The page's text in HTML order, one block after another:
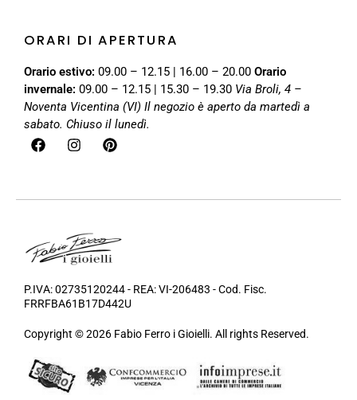
ORARI DI APERTURA
Orario estivo: 09.00 – 12.15 | 16.00 – 20.00 Orario
invernale: 09.00 – 12.15 | 15.30 – 19.30 Via Broli, 4 –
Noventa Vicentina (VI) Il negozio è aperto da martedì a
sabato. Chiuso il lunedì.
P.IVA: 02735120244 - REA: VI-206483 - Cod. Fisc.
FRRFBA61B17D442U
Copyright © 2026 Fabio Ferro i Gioielli. All rights Reserved.